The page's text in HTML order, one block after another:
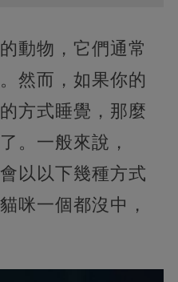
動物，它們通常
然而，如果你的
方式睡覺，那麼
。一般來說，
以以下幾種方式
咪一個都沒中，